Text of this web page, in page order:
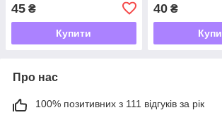
кріплення
45 ₴
Купити
торта, ТЗН 19
40₴
Про нас
100% позитивних з 111 відгуків за рік